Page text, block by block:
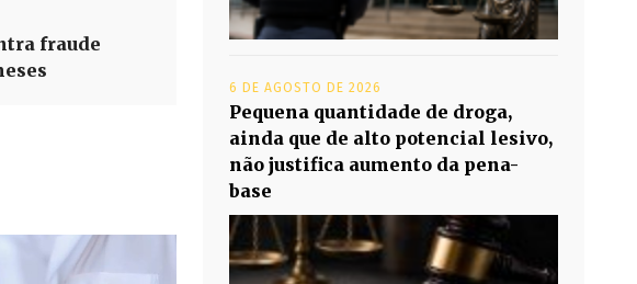
fraude
6 DE AGOSTO DE 2026
Pequena quantidade de droga,
ainda que de alto potencial lesivo,
não justifica aumento da pena-
base